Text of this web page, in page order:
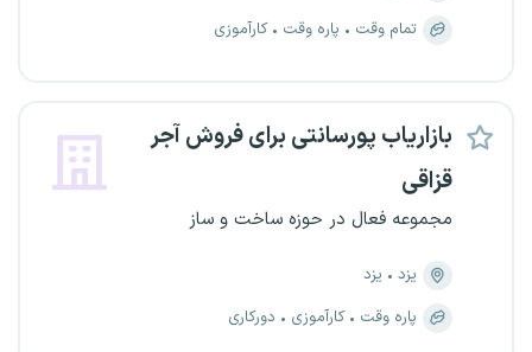
تمام وقت
پاره وقت کارآموزی
بازاریاب پورسانتی برای فروش آجر
قزاقی
مجموعه فعال در حوزه ساخت و ساز
یزد
یزد
پاره وقت
کارآموزی دورکاری